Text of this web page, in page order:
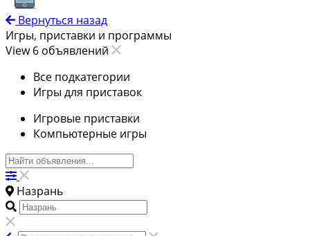
Вернуться назад
Игры, приставки и программы
View 6 объявлений
Все подкатегории
Игры для приставок
Игровые приставки
Компьютерные игры
Назрань